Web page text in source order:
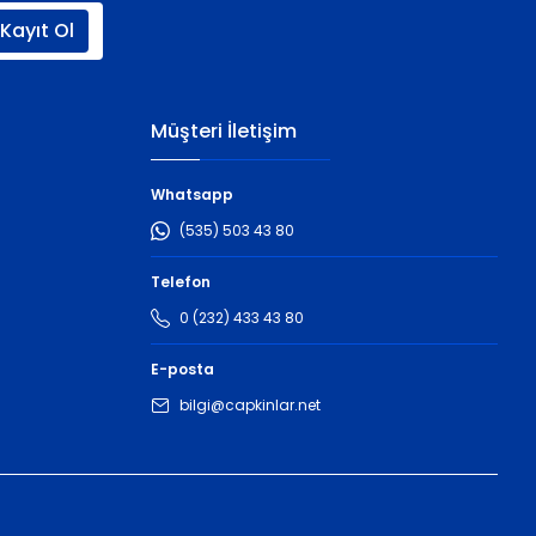
Kayıt Ol
Müşteri İletişim
Whatsapp
(535) 503 43 80
Telefon
0 (232) 433 43 80
E-posta
bilgi@capkinlar.net